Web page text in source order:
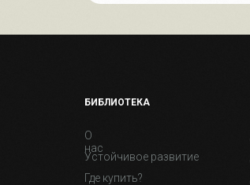
БИБЛИОТЕКА
О
нас
Устойчивое развитие
Где купить?